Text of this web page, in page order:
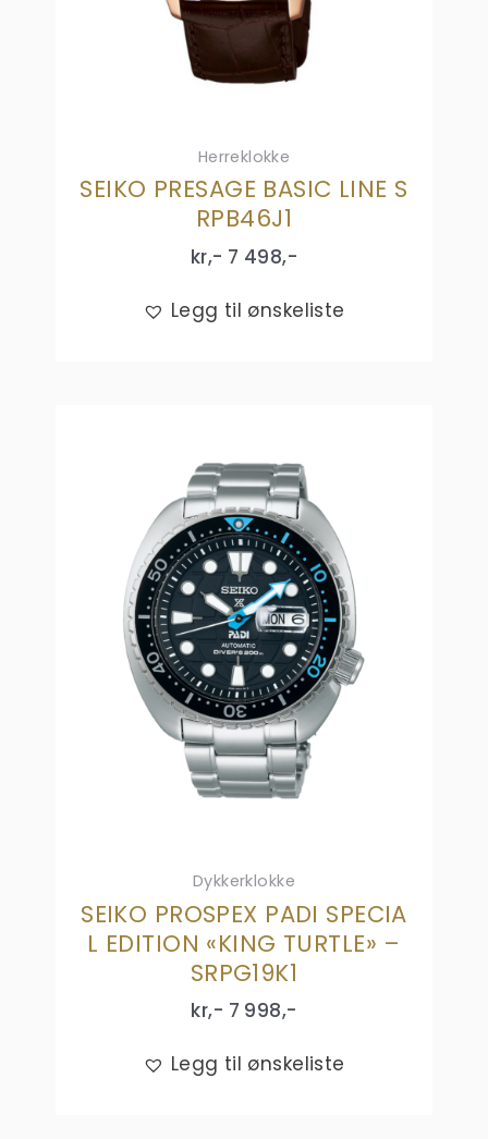
Herreklokke
SEIKO PRESAGE BASIC LINE S
RPB46J1
kr,- 7 498,-
Legg til ønskeliste
Dykkerklokke
SEIKO PROSPEX PADI SPECIA
L EDITION «KING TURTLE» –
SRPG19K1
kr,- 7 998,-
Legg til ønskeliste